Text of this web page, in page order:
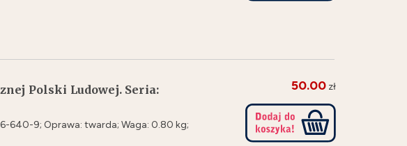
Polski Ludowej. Seria:
640-9; Oprawa: twarda; Waga: 0.80 kg;
50.00 zł